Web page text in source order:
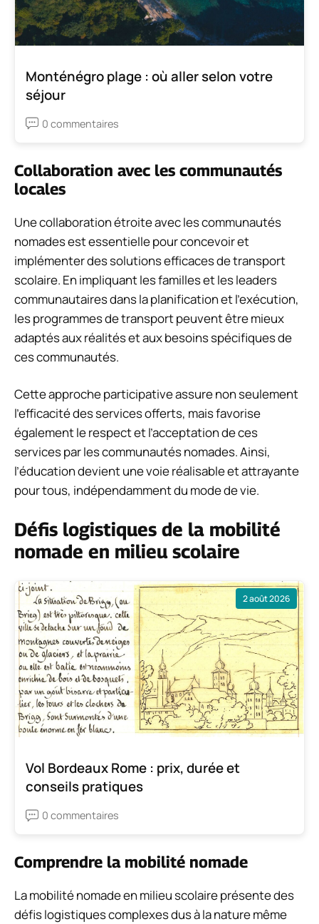
Monténégro plage : où aller selon votre
séjour
0 commentaires
Collaboration avec les communautés
locales
Une collaboration étroite avec les communautés
nomades est essentielle pour concevoir et
implémenter des solutions efficaces de transport
scolaire. En impliquant les familles et les leaders
communautaires dans la planification et l’exécution,
les programmes de transport peuvent être mieux
adaptés aux réalités et aux besoins spécifiques de
ces communautés.
Cette approche participative assure non seulement
l’efficacité des services offerts, mais favorise
également le respect et l’acceptation de ces
services par les communautés nomades. Ainsi,
l’éducation devient une voie réalisable et attrayante
pour tous, indépendamment du mode de vie.
Défis logistiques de la mobilité
nomade en milieu scolaire
2 août 2026
Vol Bordeaux Rome : prix, durée et
conseils pratiques
0 commentaires
Comprendre la mobilité nomade
La mobilité nomade en milieu scolaire présente des
défis logistiques complexes dus à la nature même